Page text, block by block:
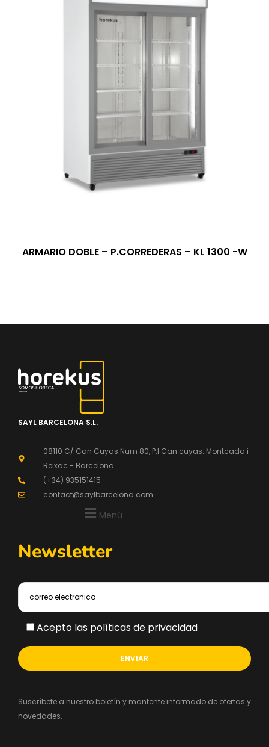
ARMARIO DOBLE – P.CORREDERAS – KL 1300 -W
SAYL BARCELONA S.L.
08110 C/ Can Cuyas Num 80, P.l Can cuyas. Montcada i
Reixac - Barcelona
(+34) 935151415
contact@saylbarcelona.com
Menú
Newsletter
Acepto las políticas de privacidad
Suscríbete a nuestro boletín y mantente informado de ofertas y
novedades.